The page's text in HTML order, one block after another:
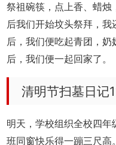
祭祖碗筷，点上香、蜡
后我们开始坟头祭拜，
后，我们便吃起青团，
后，我们便一起回家了。
清明节扫墓日记
明天，学校组织全校四
班同窗快乐得一蹦三尺